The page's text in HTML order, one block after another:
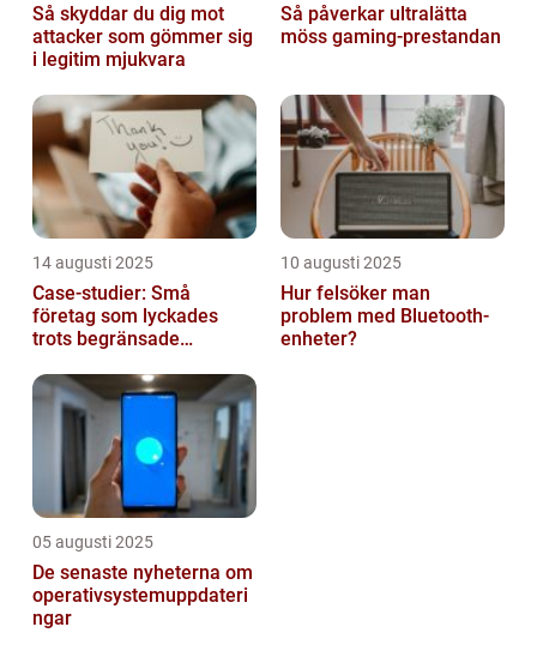
Så skyddar du dig mot
attacker som gömmer sig
i legitim mjukvara
Så påverkar ultralätta
möss gaming-prestandan
14 augusti 2025
Case-studier: Små
företag som lyckades
trots begränsade
10 augusti 2025
Hur felsöker man
problem med Bluetooth-
enheter?
05 augusti 2025
De senaste nyheterna om
operativsystemuppdateri
ngar